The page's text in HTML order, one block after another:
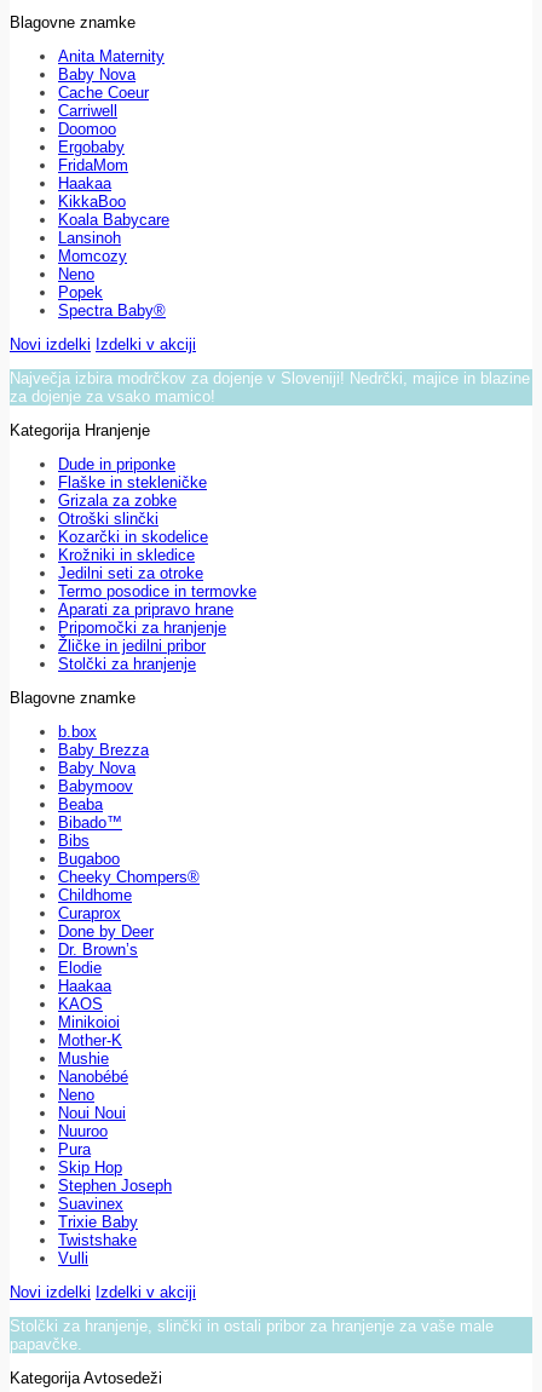
Blagovne znamke
Anita Maternity
Baby Nova
Cache Coeur
Carriwell
Doomoo
Ergobaby
FridaMom
Haakaa
KikkaBoo
Koala Babycare
Lansinoh
Momcozy
Neno
Popek
Spectra Baby®
Novi izdelki Izdelki v akciji
Največja izbira modrčkov za dojenje v Sloveniji! Nedrčki, majice in blazine
za dojenje za vsako mamico!
Kategorija Hranjenje
Dude in priponke
Flaške in stekleničke
Grizala za zobke
Otroški slinčki
Kozarčki in skodelice
Krožniki in skledice
Jedilni seti za otroke
Termo posodice in termovke
Aparati za pripravo hrane
Pripomočki za hranjenje
Žličke in jedilni pribor
Stolčki za hranjenje
Blagovne znamke
b.box
Baby Brezza
Baby Nova
Babymoov
Beaba
Bibado™
Bibs
Bugaboo
Cheeky Chompers®
Childhome
Curaprox
Done by Deer
Dr. Brown’s
Elodie
Haakaa
KAOS
Minikoioi
Mother-K
Mushie
Nanobébé
Neno
Noui Noui
Nuuroo
Pura
Skip Hop
Stephen Joseph
Suavinex
Trixie Baby
Twistshake
Vulli
Novi izdelki Izdelki v akciji
Stolčki za hranjenje, slinčki in ostali pribor za hranjenje za vaše male
papavčke.
Kategorija Avtosedeži